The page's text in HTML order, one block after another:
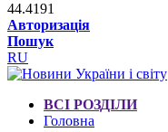
44.4191
Авторизація
Пошук
RU
ВСІ РОЗДІЛИ
Головна